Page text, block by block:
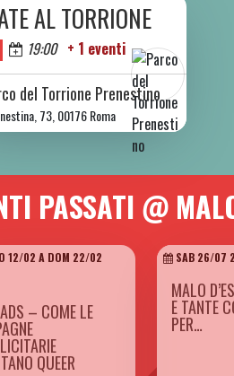
SAB 06/06 A SAB 08/08 2026
AL TORRIONE
19:00 + 1 eventi
del Torrione Prenestino
73, 00176 Roma
PASSATI @
12/02 A DOM 22/02
– COME LE
QUEER
SAB 26/07
MALO
E TANTE
PER…